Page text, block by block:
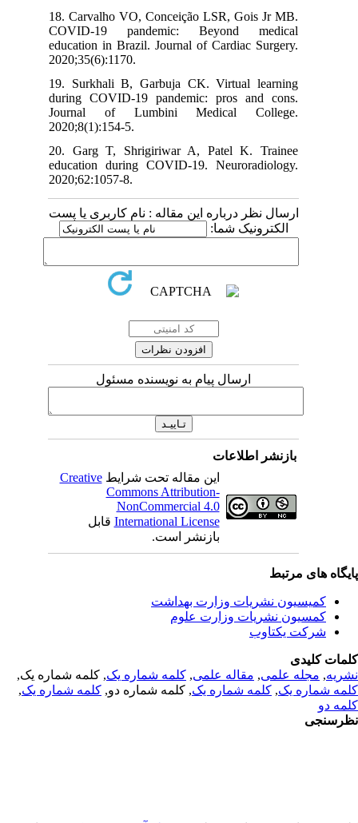
18. Carvalho VO, Conceição LSR, Gois Jr MB.
COVID‐19 pandemic: Beyond medical
education in Brazil. Journal of Cardiac Surgery.
2020;35(6):1170.
19. Surkhali B, Garbuja CK. Virtual learning
during COVID-19 pandemic: pros and cons.
Journal of Lumbini Medical College.
2020;8(1):154-5.
20. Garg T, Shrigiriwar A, Patel K. Trainee
education during COVID-19. Neuroradiology.
2020;62:1057-8.
ارسال نظر درباره این مقاله : نام کاربری یا پست
الکترونیک شما:
ارسال پیام به نویسنده مسئول
بازنشر اطلاعات
این مقاله تحت شرایطCreative
Commons Attribution-
NonCommercial 4.0
International Licenseقابل
بازنشر است.
های مرتبط
کمیسیون نشریات وزارت بهداشت
کمسیون نشریات وزارت علوم
شرکت یکتاوب
کلیدی
,مجله علمی, مقاله علمی, کلمه شماره یک, کلمه شماره یک,
شماره یک,کلمه شماره یک, کلمه شماره دو,کلمه شماره یک,
دو